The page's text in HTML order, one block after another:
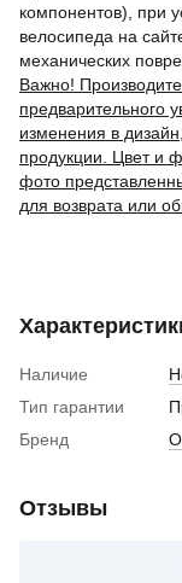
компонентов),
велосипеда на
механических
Важно!
предварительного
изменения в
продукции. Цвет и
фото
для возврата или
Наличие
Тип гарантии
Бренд
Отзывы